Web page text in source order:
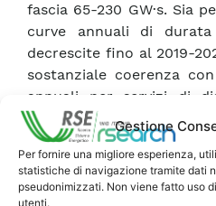
Gestione
Per fornire una migliore esperienza,
statistiche di navigazione tramite dati
pseudonimizzati. Non viene fatto uso
utenti.
fascia 65-230 GW·s. Sia
curve annuali di
decrescite fino al 2019-
sostanziale coerenza
annuali per servizi di
2020 tali scambi
aumento, con qualche
scendere, e poi una
anche ad